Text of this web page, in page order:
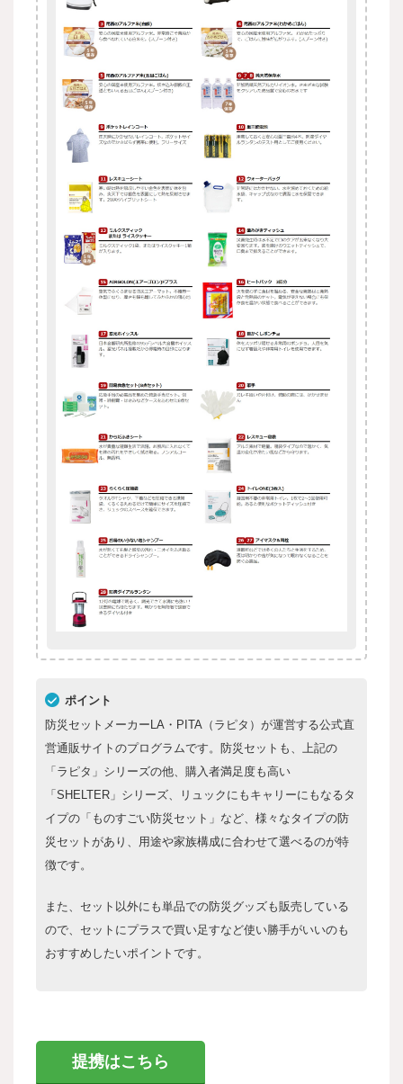
ポイント
防災セットメーカーLA・PITA（ラピタ）が運営する公式直
営通販サイトのプログラムです。防災セットも、上記の
「ラピタ」シリーズの他、購入者満足度も高い
「SHELTER」シリーズ、リュックにもキャリーにもなるタ
イプの「ものすごい防災セット」など、様々なタイプの防
災セットがあり、用途や家族構成に合わせて選べるのが特
徴です。
また、セット以外にも単品での防災グッズも販売している
ので、セットにプラスで買い足すなど使い勝手がいいのも
おすすめしたいポイントです。
提携はこちら